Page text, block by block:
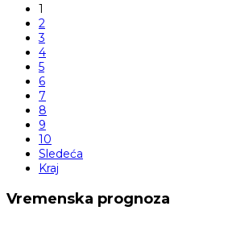
1
2
3
4
5
6
7
8
9
10
Sledeća
Kraj
Vremenska prognoza